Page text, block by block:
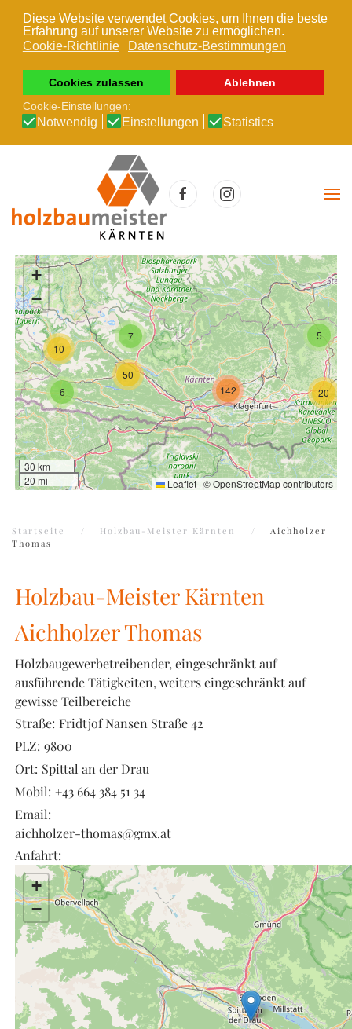
Diese Website verwendet Cookies, um Ihnen die beste
Erfahrung auf unserer Website zu ermöglichen.
Cookie-Richtlinie
Datenschutz-Bestimmungen
Cookies zulassen
Ablehnen
Cookie-Einstellungen:
Notwendig Einstellungen Statistics
Zum Hauptinhalt springen
10
6
5
20
7
50
142
+
−
30 km
20 mi
Leaflet | ©OpenStreetMapcontributors
Startseite Holzbau-Meister Kärnten
Aichholzer
Thomas
Holzbau-Meister Kärnten
Aichholzer Thomas
Holzbaugewerbetreibender, eingeschränkt auf
ausführende Tätigkeiten, weiters eingeschränkt auf
gewisse Teilbereiche
Straße: Fridtjof Nansen Straße 42
PLZ: 9800
Ort: Spittal an der Drau
Mobil: +43 664 384 51 34
Email:
aichholzer-thomas@gmx.at
Anfahrt:
+
−